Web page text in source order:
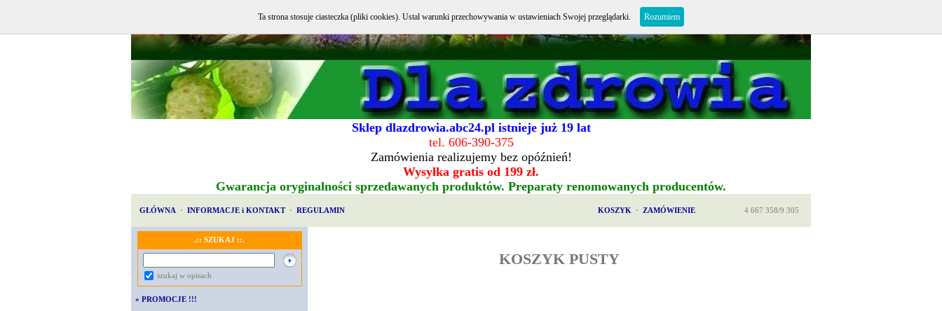
Sklep dlazdrowia.abc24.pl istnieje już 19 lat
tel. 606-390-375
Zamówienia realizujemy bez opóźnień!
Wysyłka gratis od 199 zł.
Gwarancja oryginalności sprzedawanych produktów. Preparaty renomowanych producentów.
GŁÓWNA · INFORMACJE i KONTAKT · REGULAMIN KOSZYK · ZAMÓWIENIE 4 667 358/9 305
.:: SZUKAJ ::.
szukaj w opisach
» PROMOCJE !!!
KOSZYK PUSTY
Ta strona stosuje ciasteczka (pliki cookies). Ustal warunki przechowywania w ustawieniach Swojej przeglądarki. Rozumiem